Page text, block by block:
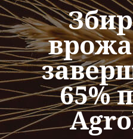
65%